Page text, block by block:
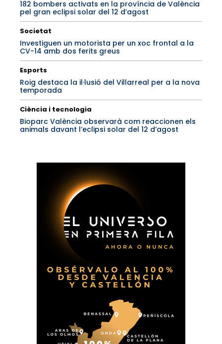
182 bombers activats en la província de València
pel gran eclipsi solar del 12 d’agost
Societat
Investiguen un motorista per un xoc frontal a la
CV-14 amb dos ferits greus
Esports
Roig destaca la il·lusió del Villarreal per a la nova
temporada
Ciència i tecnologia
Bioparc València observarà com reaccionen els
animals davant l’eclipsi solar del 12 d’agost